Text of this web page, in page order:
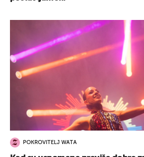
POKROVITELJ WATA
UKLJUČITE